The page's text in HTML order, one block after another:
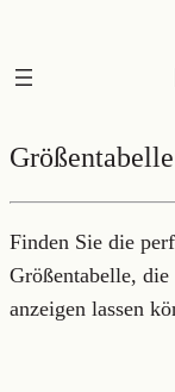
springen
Größentabelle
Finden Sie die
Größentabelle,
anzeigen lassen